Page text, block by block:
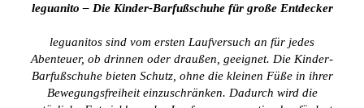
leguanito – Die Kinder-Barfußschuhe für große Entdecker
leguanitos sind vom ersten Laufversuch an für jedes
Abenteuer, ob drinnen oder draußen, geeignet. Die Kinder-
Barfußschuhe bieten Schutz, ohne die kleinen Füße in ihrer
Bewegungsfreiheit einzuschränken. Dadurch wird die